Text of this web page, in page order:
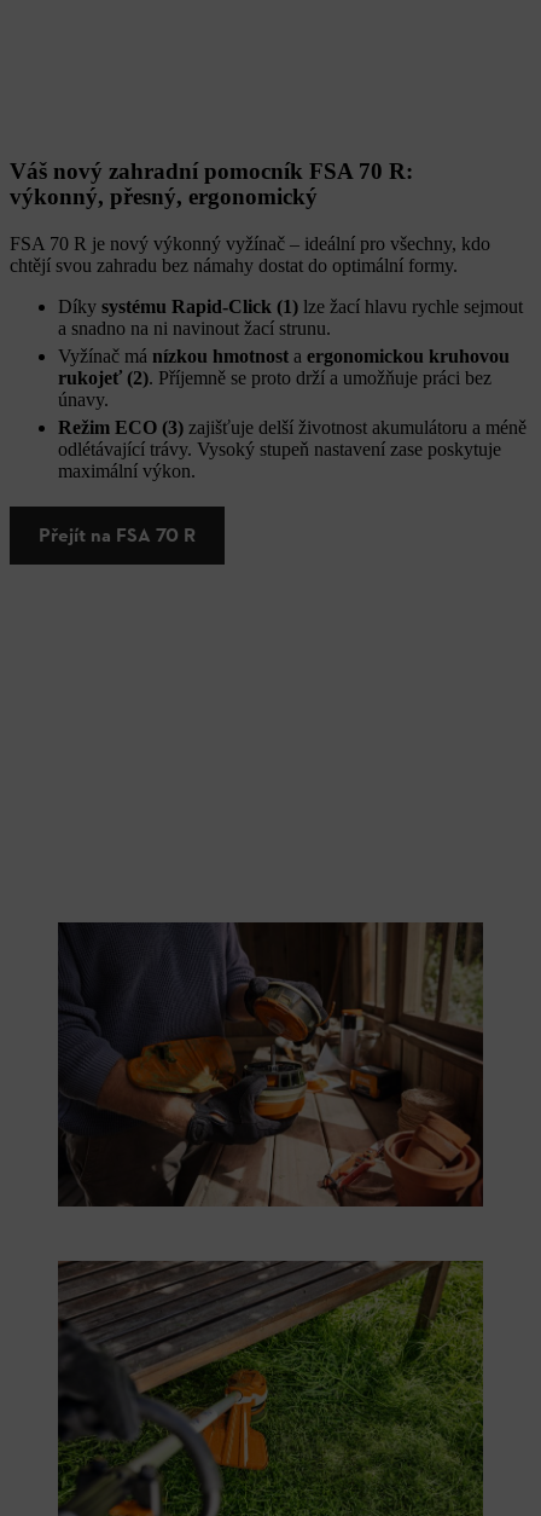
Váš nový zahradní pomocník FSA 70 R:
výkonný, přesný, ergonomický
FSA 70 R je nový výkonný vyžínač – ideální pro všechny, kdo
chtějí svou zahradu bez námahy dostat do optimální formy.
Díky systému Rapid-Click (1) lze žací hlavu rychle sejmout
a snadno na ni navinout žací strunu.
Vyžínač má nízkou hmotnost a ergonomickou kruhovou
rukojeť (2). Příjemně se proto drží a umožňuje práci bez
únavy.
Režim ECO (3) zajišťuje delší životnost akumulátoru a méně
odlétávající trávy. Vysoký stupeň nastavení zase poskytuje
maximální výkon.
Přejít na FSA 70 R